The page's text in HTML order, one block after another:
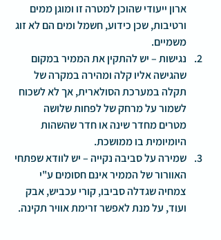
ארון ייעודי שהוכן למטרה זו ומוגן ממים
ורטיבות, שכן כידוע, חשמל ומים הם לא זוג
משמיים.
נגישות – יש להתקין את הממיר במקום
שהגישה אליו קלה ומהירה במקרה של
תקלה במערכת הסולארית, אך לא לשכוח
לשמור על מרחק של לפחות שלושה
מטרים מחדר שינה או חדר שהשהות
היומיומית בו ממושכת.
שמירה על סביבה נקייה – יש לוודא שפתחי
האוורור של הממיר אינם חסומים ע"י
צמחיה שגדלה סביבו, קורי עכביש, אבק
ועוד, על מנת לאפשר זרימת אוויר תקינה.